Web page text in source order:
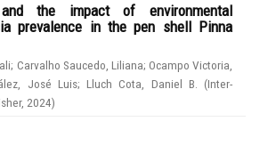
and the impact of environmental
prevalence in the pen shell Pinna
; Carvalho Saucedo, Liliana; Ocampo Victoria,
José Luis;Lluch Cota, Daniel B. (Inter-
, 2024)